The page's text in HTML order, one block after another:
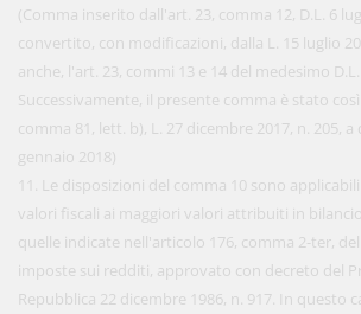
(Comma inserito dall'art. 23, comma 12, D.L. 6
convertito, con modificazioni, dalla L. 15 luglio
anche, l'art. 23, commi 13 e 14 del medesimo D.L.
Successivamente, il presente comma è stato
comma 81, lett. b), L. 27 dicembre 2017, n. 205, a
gennaio 2018)
11. Le disposizioni del comma 10 sono
valori fiscali ai maggiori valori attribuiti in
quelle indicate nell'articolo 176, comma 2-ter,
imposte sui redditi, approvato con decreto del
Repubblica 22 dicembre 1986, n. 917. In questo